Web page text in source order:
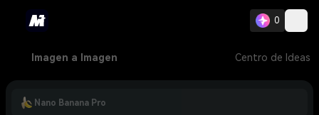
0
Imagen a Imagen Centro de Ideas
Nano Banana Pro